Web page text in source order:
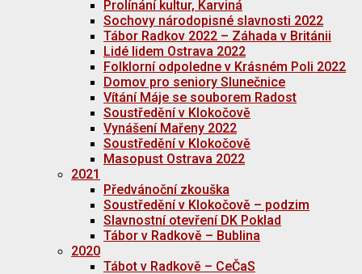
Prolínání kultur, Karviná
Sochovy národopisné slavnosti 2022
Tábor Radkov 2022 – Záhada v Británii
Lidé lidem Ostrava 2022
Folklorní odpoledne v Krásném Poli 2022
Domov pro seniory Slunečnice
Vítání Máje se souborem Radost
Soustředění v Klokočově
Vynášení Mařeny 2022
Soustředění v Klokočově
Masopust Ostrava 2022
2021
Předvánoční zkouška
Soustředění v Klokočově – podzim
Slavnostní otevření DK Poklad
Tábor v Radkově – Bublina
2020
Tábot v Radkově – CeČaS